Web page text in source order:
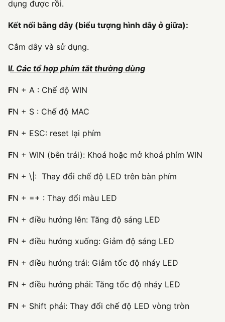
dụng được rồi.
Kết nối bằng dây (biểu tượng hình dây ở giữa):
Cắm dây và sử dụng.
II. Các tổ hợp phím tắt thường dùng
FN + A : Chế độ WIN
FN + S : Chế độ MAC
FN + ESC: reset lại phím
FN + WIN (bên trái): Khoá hoặc mở khoá phím WIN
FN + \|: Thay đổi chế độ LED trên bàn phím
FN + =+ : Thay đổi màu LED
FN + điều hướng lên: Tăng độ sáng LED
FN + điều hướng xuống: Giảm độ sáng LED
FN + điều hướng trái: Giảm tốc độ nháy LED
FN + điều hướng phải: Tăng tốc độ nháy LED
FN + Shift phải: Thay đổi chế độ LED vòng tròn